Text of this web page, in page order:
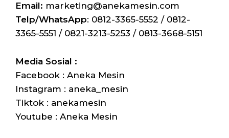
Email: marketing@anekamesin.com
Telp/WhatsApp: 0812-3365-5552 / 0812-
3365-5551 / 0821-3213-5253 / 0813-3668-5151
Media Sosial :
Facebook : Aneka Mesin
Instagram : aneka_mesin
Tiktok : anekamesin
Youtube : Aneka Mesin